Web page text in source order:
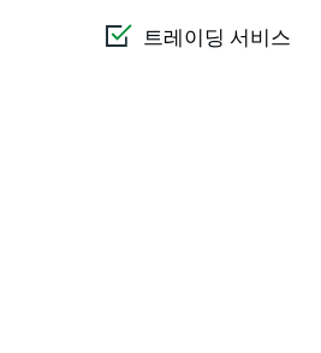
트레이딩 서비스